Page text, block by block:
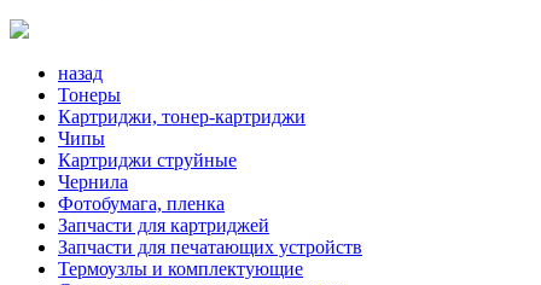
назад
Тонеры
Картриджи, тонер-картриджи
Чипы
Картриджи струйные
Чернила
Фотобумага, пленка
Запчасти для картриджей
Запчасти для печатающих устройств
Термоузлы и комплектующие